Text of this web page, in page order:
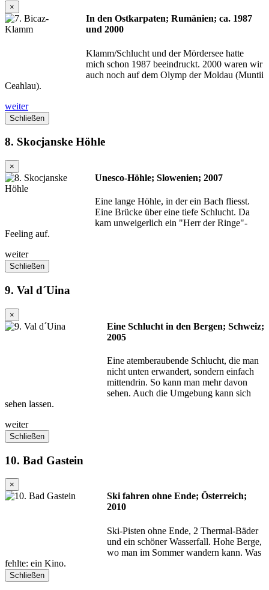
×
In den Ostkarpaten; Rumänien; ca. 1987
und 2000
Klamm/Schlucht und der Mördersee hatte
mich schon 1987 beeindruckt. 2000 waren wir
auch noch auf dem Olymp der Moldau (Muntii
Ceahlau).
weiter
Schließen
8. Skocjanske Höhle
×
Unesco-Höhle; Slowenien; 2007
Eine lange Höhle, in der ein Bach fliesst.
Eine Brücke über eine tiefe Schlucht. Da
kam unweigerlich ein "Herr der Ringe"-
Feeling auf.
weiter
Schließen
9. Val d´Uina
×
Eine Schlucht in den Bergen; Schweiz;
2005
Eine atemberaubende Schlucht, die man
nicht unten erwandert, sondern einfach
mittendrin. So kann man mehr davon
sehen. Auch die Umgebung kann sich
sehen lassen.
weiter
Schließen
10. Bad Gastein
×
Ski fahren ohne Ende; Österreich;
2010
Ski-Pisten ohne Ende, 2 Thermal-Bäder
und ein schöner Wasserfall. Hohe Berge,
wo man im Sommer wandern kann. Was
fehlte: ein Kino.
Schließen